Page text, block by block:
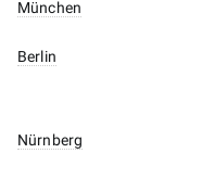
München
Berlin
Nürnberg